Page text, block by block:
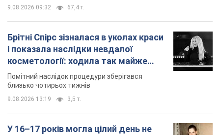
9.08.2026 09:32 67,4 т.
Брітні Спірс зізналася в уколах краси
і показала наслідки невдалої
косметології: ходила так майже
місяць
Помітний наслідок процедури зберігався
близько чотирьох тижнів
9.08.2026 13:19 3,5 т.
У 16–17 років могла цілий день не